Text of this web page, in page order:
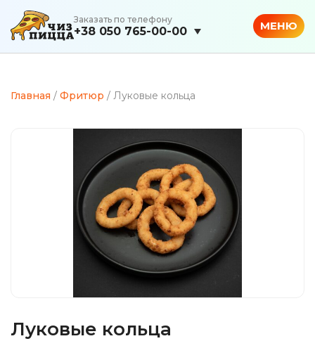
Заказать по телефону
+38 050 765-00-00 МЕНЮ
Главная / Фритюр / Луковые кольца
Луковые кольца